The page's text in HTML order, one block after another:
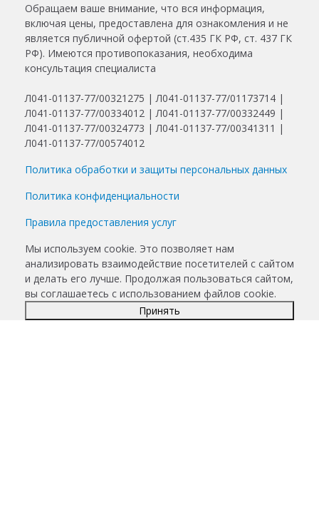
Обращаем ваше внимание, что вся информация,
включая цены, предоставлена для ознакомления и не
является публичной офертой (ст.435 ГК РФ, ст. 437 ГК
РФ). Имеются противопоказания, необходима
консультация специалиста
Л041-01137-77/00321275 | Л041-01137-77/01173714 |
Л041-01137-77/00334012 | Л041-01137-77/00332449 |
Л041-01137-77/00324773 | Л041-01137-77/00341311 |
Л041-01137-77/00574012
Политика обработки и защиты персональных данных
Политика конфиденциальности
Правила предоставления услуг
Мы используем cookie. Это позволяет нам
анализировать взаимодействие посетителей с сайтом
и делать его лучше. Продолжая пользоваться сайтом,
вы соглашаетесь с использованием файлов cookie.
Принять